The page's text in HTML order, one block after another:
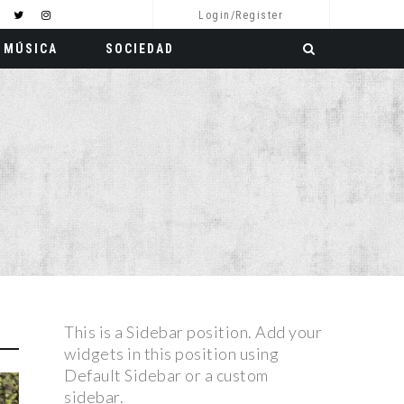
Login/Register
MÚSICA SOCIEDAD
This is a Sidebar position. Add your
widgets in this position using
Default Sidebar or a custom
sidebar.